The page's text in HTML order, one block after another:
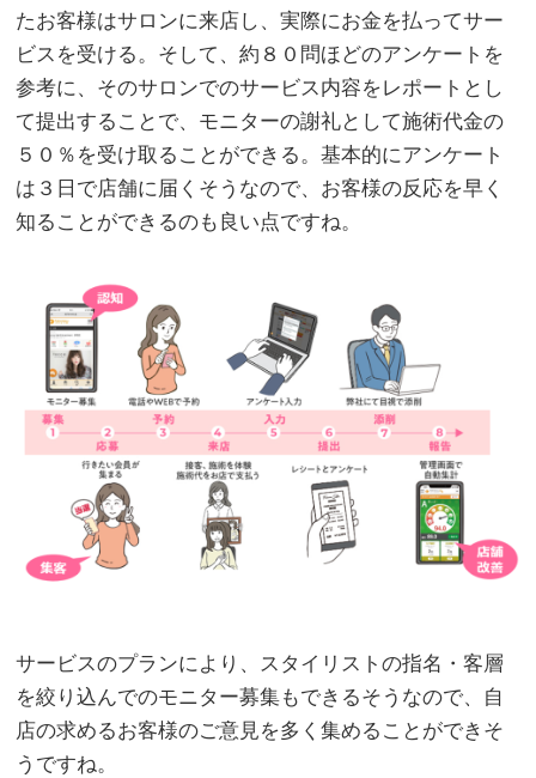
たお客様はサロンに来店し、実際にお金を払ってサー
ビスを受ける。そして、約８０問ほどのアンケートを
参考に、そのサロンでのサービス内容をレポートとし
て提出することで、モニターの謝礼として施術代金の
５０％を受け取ることができる。基本的にアンケート
は３日で店舗に届くそうなので、お客様の反応を早く
知ることができるのも良い点ですね。
サービスのプランにより、スタイリストの指名・客層
を絞り込んでのモニター募集もできるそうなので、自
店の求めるお客様のご意見を多く集めることができそ
うですね。